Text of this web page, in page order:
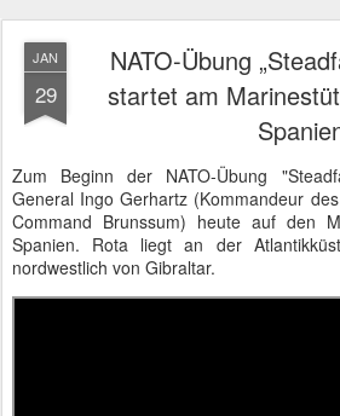
JAN
29
NATO-Übung
startet am
Zum Beginn der NATO-Übung
General Ingo Gerhartz (Kommandeur
Command Brunssum) heute auf den
Spanien. Rota liegt an der
nordwestlich von Gibraltar.